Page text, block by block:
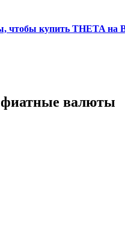
чтобы купить THETA на
валюты